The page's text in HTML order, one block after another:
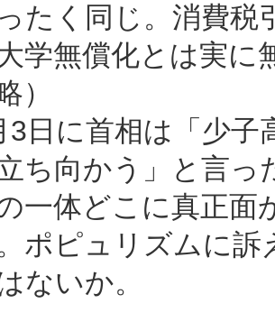
たく同じ。消費
学無償化とは実に
）
3日に首相は「少子
ち向かう」と言っ
一体どこに真正面
ポピュリズムに訴
ないか。